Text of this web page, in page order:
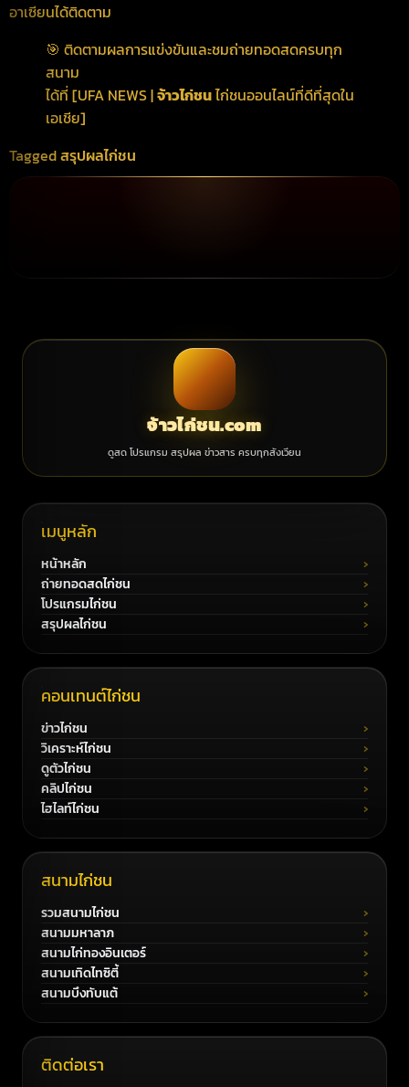
อาเซียนได้ติดตาม
🎯 ติดตามผลการแข่งขันและชมถ่ายทอดสดครบทุก
สนาม
ได้ที่ [UFA NEWS |จ้าวไก่ชนไก่ชนออนไลน์ที่ดีที่สุดใน
เอเชีย]
Taggedสรุปผลไก่ชน
จ้าวไก่ชน.com
ดูสด โปรแกรม สรุปผล ข่าวสาร ครบทุกสังเวียน
เมนูหลัก
หน้าหลัก
ถ่ายทอดสดไก่ชน
โปรแกรมไก่ชน
สรุปผลไก่ชน
คอนเทนต์ไก่ชน
ข่าวไก่ชน
วิเคราะห์ไก่ชน
ดูตัวไก่ชน
คลิปไก่ชน
ไฮไลท์ไก่ชน
สนามไก่ชน
รวมสนามไก่ชน
สนามมหาลาภ
สนามไก่ทองอินเตอร์
สนามเทิดไทซิตี้
สนามบึงทับแต้
ติดต่อเรา